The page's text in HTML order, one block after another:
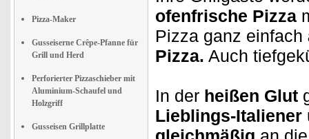
Pizza-Maker
Gusseiserne Crêpe-Pfanne für
Grill und Herd
Perforierter Pizzaschieber mit
Aluminium-Schaufel und
Holzgriff
Gusseisen Grillplatte
ofenfrische Pizza
Pizza ganz einfach
Pizza. Auch
In der heißen Glut
Lieblings-Italiener